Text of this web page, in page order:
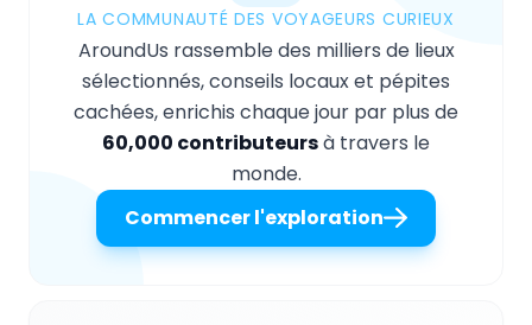
LA COMMUNAUTÉ DES VOYAGEURS CURIEUX
AroundUs rassemble des milliers de lieux
sélectionnés, conseils locaux et pépites
cachées, enrichis chaque jour par plus de
60,000 contributeursà travers le
monde.
Commencer l'exploration